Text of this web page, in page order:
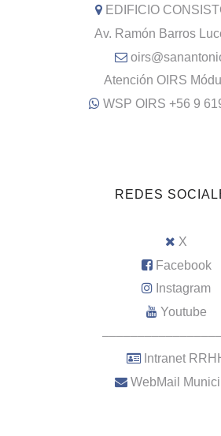
EDIFICIO
Av. Ramón Barros
Atención OIRS
WSP OIRS +56 9
REDES
X
Facebook
Instagram
Youtube
Intranet
WebMail